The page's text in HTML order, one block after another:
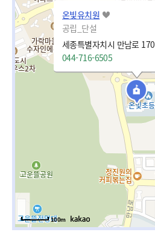
온빛유치원
공립_단설
세종특별자치시 만남로 170
044-716-6505
100m